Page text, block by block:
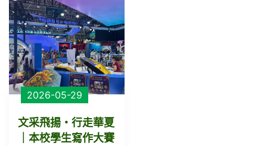
2026-05-29
文采飛揚・行走華夏
｜本校學生寫作大賽